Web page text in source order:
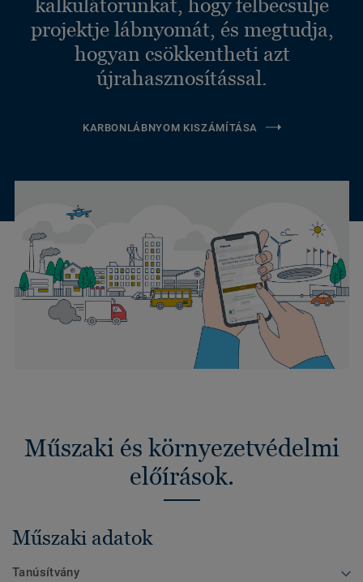
kalkulátorunkat, hogy felbecsülje
projektje lábnyomát, és megtudja,
hogyan csökkentheti azt
újrahasznosítással.
KARBONLÁBNYOM KISZÁMÍTÁSA
Műszaki és környezetvédelmi
előírások.
Műszaki adatok
Tanúsítvány